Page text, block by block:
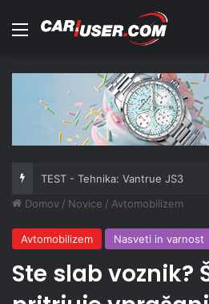
Meni
TEST - Tehnika: Vantrue JS3
Domov / Novice / Avtomobilizem
Avtomobilizem Nasveti in varnost
Ste slab voznik?